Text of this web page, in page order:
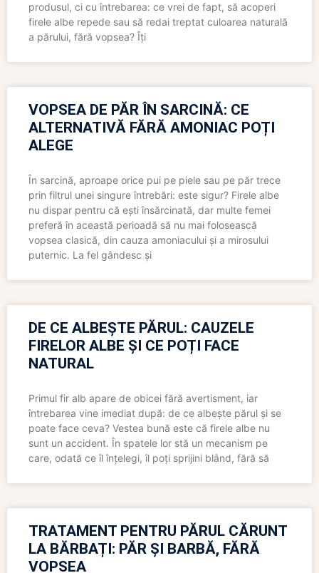
produsul, ci cu întrebarea: ce vrei de fapt, să acoperi
firele albe repede sau să redai treptat culoarea naturală
a părului, fără vopsea? Îți
VOPSEA DE PĂR ÎN SARCINĂ: CE
ALTERNATIVĂ FĂRĂ AMONIAC POȚI
ALEGE
În sarcină, aproape orice pui pe piele sau pe păr trece
prin filtrul unei singure întrebări: este sigur? Firele albe
nu dispar pentru că ești însărcinată, dar multe femei
preferă în această perioadă să nu mai folosească
vopsea clasică, din cauza amoniacului și a mirosului
puternic. La fel gândesc și
DE CE ALBEȘTE PĂRUL: CAUZELE
FIRELOR ALBE ȘI CE POȚI FACE
NATURAL
Primul fir alb apare de obicei fără avertisment, iar
întrebarea vine imediat după: de ce albește părul și se
poate face ceva? Vestea bună este că firele albe nu
sunt un accident. În spatele lor stă un mecanism pe
care, odată ce îl înțelegi, îl poți sprijini blând, fără să
TRATAMENT PENTRU PĂRUL CĂRUNT
LA BĂRBAȚI: PĂR ȘI BARBĂ, FĂRĂ
VOPSEA